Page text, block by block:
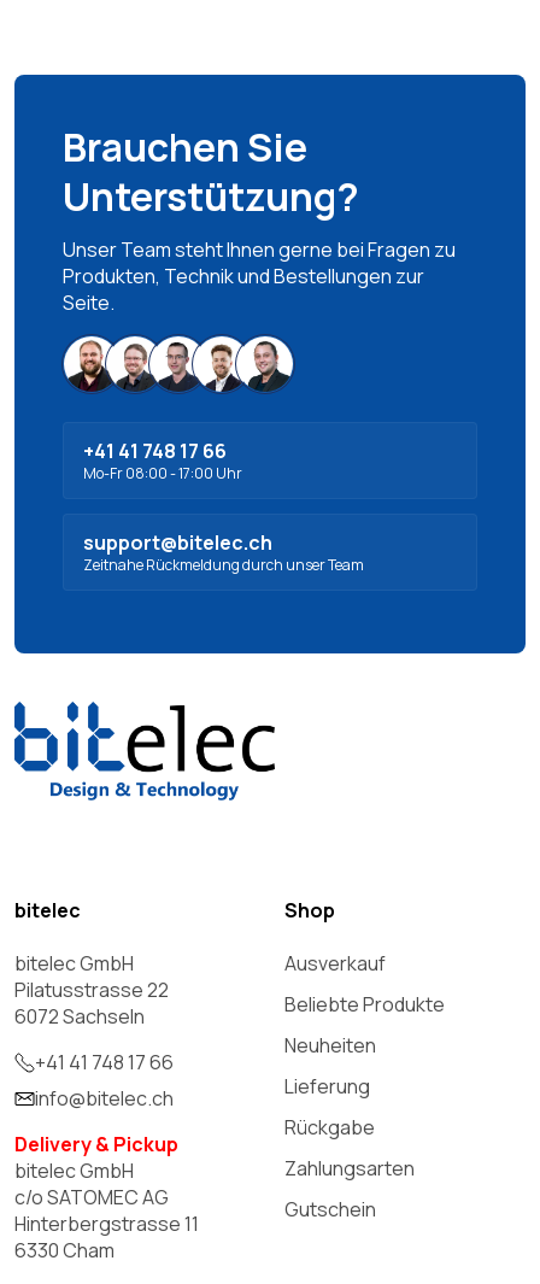
Brauchen Sie
Unterstützung?
Unser Team steht Ihnen gerne bei Fragen zu
Produkten, Technik und Bestellungen zur
Seite.
+41 41 748 17 66
Mo-Fr 08:00 - 17:00 Uhr
support@bitelec.ch
Zeitnahe Rückmeldung durch unser Team
bitelec
bitelec GmbH
Pilatusstrasse 22
6072 Sachseln
+41 41 748 17 66
info@bitelec.ch
Delivery & Pickup
bitelec GmbH
c/o SATOMEC AG
Hinterbergstrasse 11
6330 Cham
Shop
Ausverkauf
Beliebte Produkte
Neuheiten
Lieferung
Rückgabe
Zahlungsarten
Gutschein